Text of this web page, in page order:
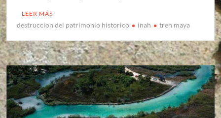
LEER MÁS
destruccion del patrimonio historico inah tren maya